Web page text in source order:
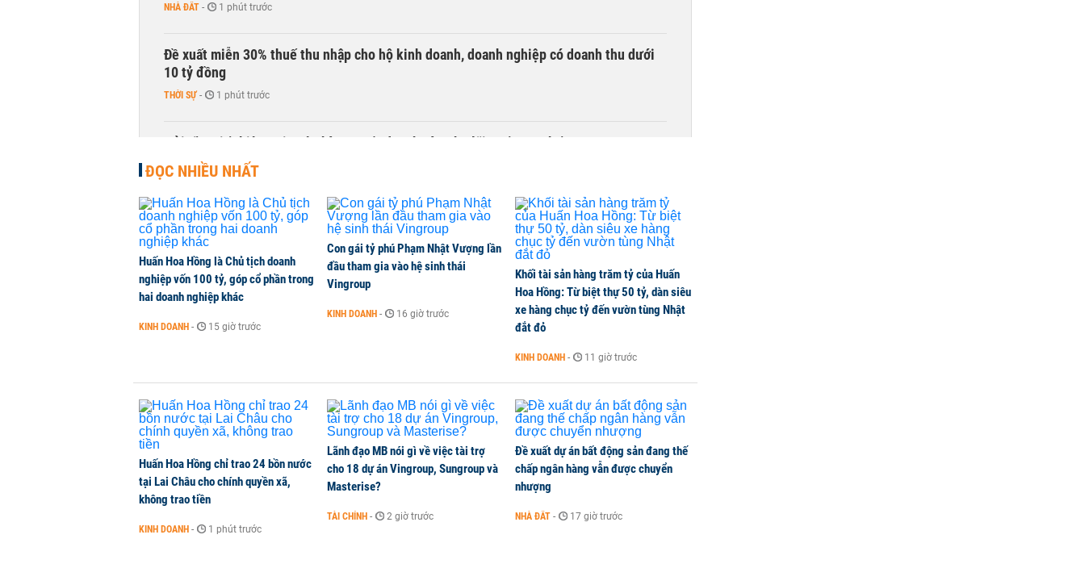
NHÀ ĐẤT - 1 phút trước
Đề xuất miễn 30% thuế thu nhập cho hộ kinh doanh, doanh nghiệp có doanh thu dưới
10 tỷ đồng
THỜI SỰ - 1 phút trước
Gửi tiền tiết kiệm tại ngân hàng quốc doanh nào cho lãi suất cao nhất?
TÀI CHÍNH - 1 phút trước
ĐỌC NHIỀU NHẤT
Huấn Hoa Hồng là Chủ tịch doanh
nghiệp vốn 100 tỷ, góp cổ phần trong
hai doanh nghiệp khác
KINH DOANH - 15 giờ trước
Con gái tỷ phú Phạm Nhật Vượng lần
đầu tham gia vào hệ sinh thái
Vingroup
KINH DOANH - 16 giờ trước
Khối tài sản hàng trăm tỷ của Huấn
Hoa Hồng: Từ biệt thự 50 tỷ, dàn siêu
xe hàng chục tỷ đến vườn tùng Nhật
đắt đỏ
KINH DOANH - 11 giờ trước
Huấn Hoa Hồng chỉ trao 24 bồn nước
tại Lai Châu cho chính quyền xã,
không trao tiền
KINH DOANH - 1 phút trước
Lãnh đạo MB nói gì về việc tài trợ
cho 18 dự án Vingroup, Sungroup và
Masterise?
TÀI CHÍNH - 2 giờ trước
Đề xuất dự án bất động sản đang thế
chấp ngân hàng vẫn được chuyển
nhượng
NHÀ ĐẤT - 17 giờ trước